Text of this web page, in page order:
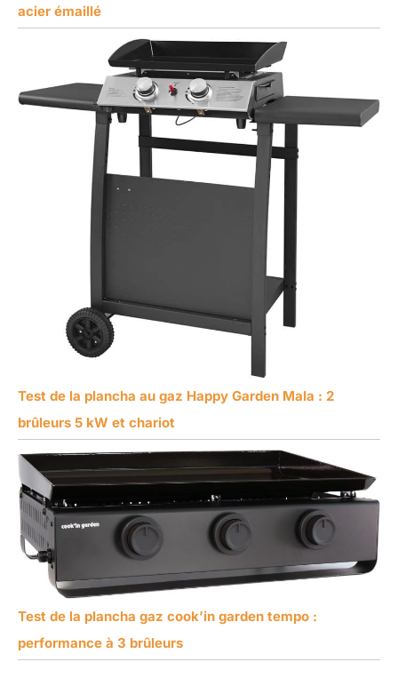
acier émaillé
Test de la plancha au gaz Happy Garden Mala : 2
brûleurs 5 kW et chariot
Test de la plancha gaz cook’in garden tempo :
performance à 3 brûleurs